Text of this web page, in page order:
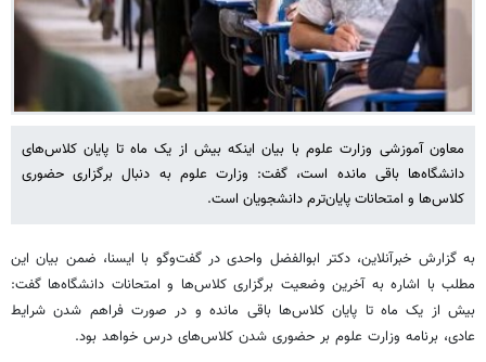
معاون آموزشی وزارت علوم با بیان اینکه بیش از یک ماه تا پایان کلاس‌های
دانشگاه‌ها باقی مانده است، گفت: وزارت علوم به دنبال برگزاری حضوری
کلاس‌ها و امتحانات پایان‌ترم دانشجویان است.
به گزارش خبرآنلاین، دکتر ابوالفضل واحدی در گفت‌وگو با ایسنا، ضمن بیان این
مطلب با اشاره به آخرین وضعیت برگزاری کلاس‌ها و امتحانات دانشگاه‌ها گفت:
بیش از یک ماه تا پایان کلاس‌ها باقی مانده و در صورت فراهم شدن شرایط
عادی، برنامه وزارت علوم بر حضوری شدن کلاس‌های درس خواهد بود.